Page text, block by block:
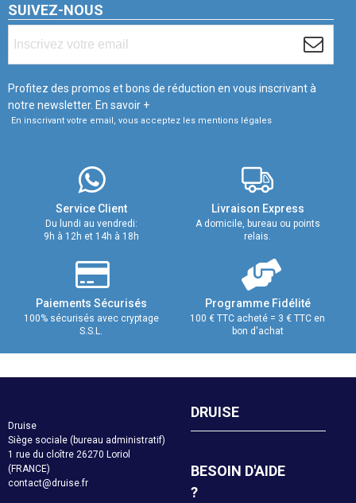
SUIVEZ-NOUS
Profitez des promos et bons de réduction en vous inscrivant à
notre newsletter. En savoir +
En inscrivant votre email, vous acceptez les mentions légales
Service Client
Du lundi au vendredi:
9h à 12h et 14h à 18h
Livraison Express
A domicile, bureau ou points
relais.
Paiements Sécurisés
100% sécurisés avec cryptage
S.S.L.
Programme Fidélité
100 € TTC acheté = 3 € TTC en
bon d'achat
Druise
Siège sociale (bureau administratif)
1 rue du cloître 26270 Loriol
(FRANCE)
contact@druise.fr
DRUISE
BESOIN D'AIDE
?